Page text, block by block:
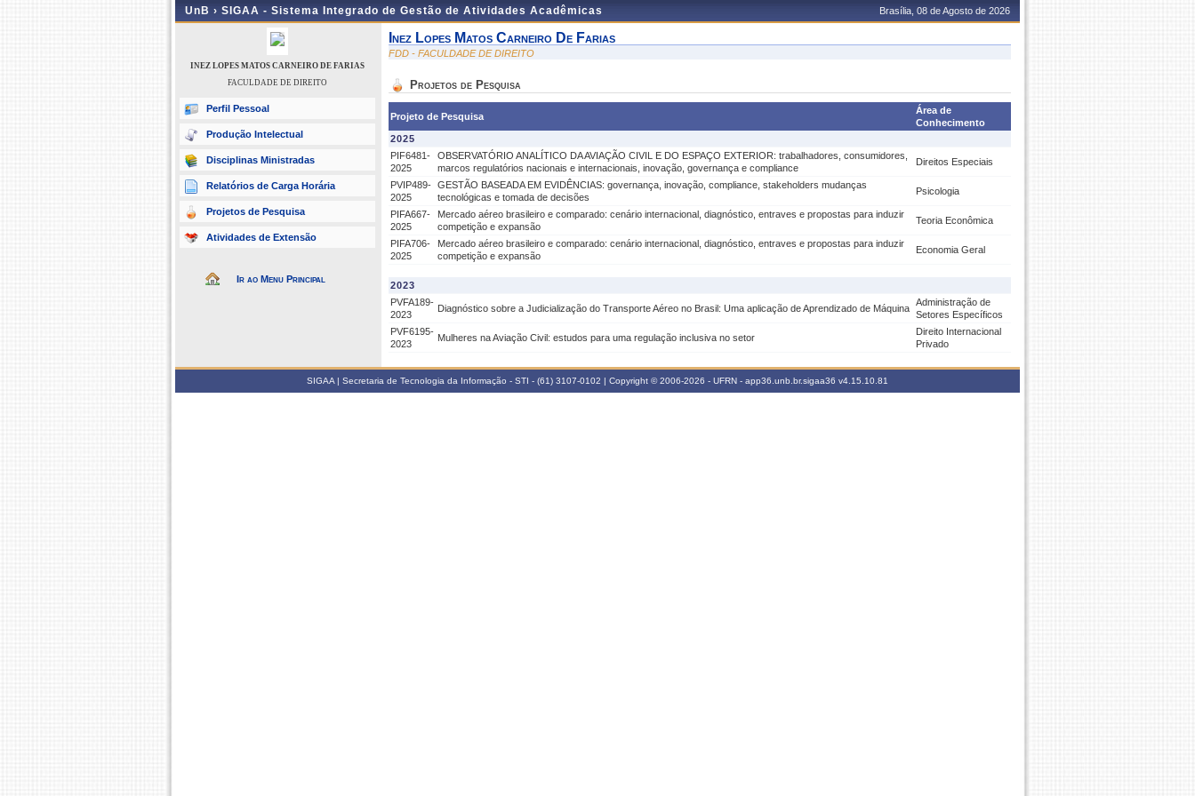
UnB › SIGAA - Sistema Integrado de Gestão de Atividades Acadêmicas Brasília, 08 de Agosto de 2026
INEZ LOPES MATOS CARNEIRO DE FARIAS
FACULDADE DE DIREITO
Perfil Pessoal
Produção Intelectual
Disciplinas Ministradas
Relatórios de Carga Horária
Projetos de Pesquisa
Atividades de Extensão
Ir ao Menu Principal
Inez Lopes Matos Carneiro De Farias
FDD - FACULDADE DE DIREITO
Projetos de Pesquisa
Projeto de Pesquisa
Área de
Conhecimento
2025
PIF6481-
2025
OBSERVATÓRIO ANALÍTICO DA AVIAÇÃO CIVIL E DO ESPAÇO EXTERIOR: trabalhadores, consumidores,
marcos regulatórios nacionais e internacionais, inovação, governança e compliance
Direitos Especiais
PVIP489-
2025
GESTÃO BASEADA EM EVIDÊNCIAS: governança, inovação, compliance, stakeholders mudanças
tecnológicas e tomada de decisões
Psicologia
PIFA667-
2025
Mercado aéreo brasileiro e comparado: cenário internacional, diagnóstico, entraves e propostas para induzir
competição e expansão
Teoria Econômica
PIFA706-
2025
Mercado aéreo brasileiro e comparado: cenário internacional, diagnóstico, entraves e propostas para induzir
competição e expansão
Economia Geral
2023
PVFA189-
2023
Diagnóstico sobre a Judicialização do Transporte Aéreo no Brasil: Uma aplicação de Aprendizado de Máquina
Administração de
Setores Específicos
PVF6195-
2023
Mulheres na Aviação Civil: estudos para uma regulação inclusiva no setor
Direito Internacional
Privado
SIGAA | Secretaria de Tecnologia da Informação - STI - (61) 3107-0102 | Copyright © 2006-2026 - UFRN - app36.unb.br.sigaa36 v4.15.10.81